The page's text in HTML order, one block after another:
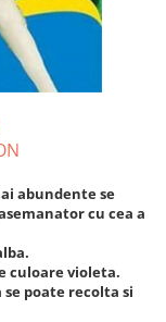
abundente se
cu cea a
culoare violeta.
poate recolta si